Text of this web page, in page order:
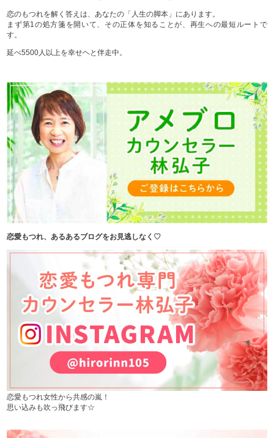
恋のもつれを解く答えは、あなたの「人生の脚本」にあります。
まず第1の処方箋を開いて、その正体を知ることが、再生への最短ルートで
す。
延べ5500人以上を幸せヘと伴走中。
恋愛もつれ、あるあるブログをお見逃しなく♡
恋愛もつれ女性から共感の嵐！
思い込みも吹っ飛びます☆